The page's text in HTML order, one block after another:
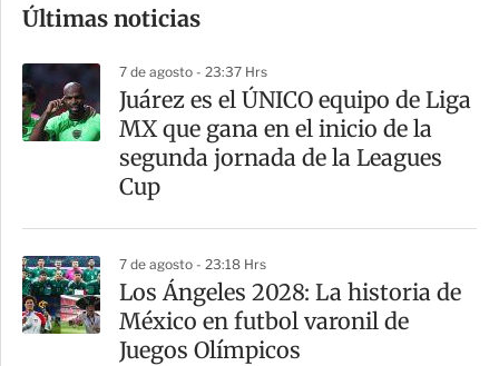
m
a
r
t
Últimas noticias
7 de agosto - 23:37 Hrs
Juárez es el ÚNICO equipo de Liga
MX que gana en el inicio de la
segunda jornada de la Leagues
Cup
7 de agosto - 23:18 Hrs
Los Ángeles 2028: La historia de
México en futbol varonil de
Juegos Olímpicos